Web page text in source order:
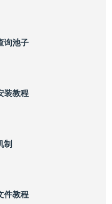
询池子
装教程
制
件教程